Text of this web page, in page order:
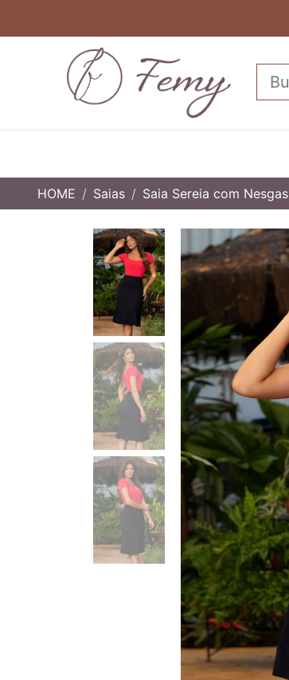
HOME Saias Saia Sereia com Nesgas